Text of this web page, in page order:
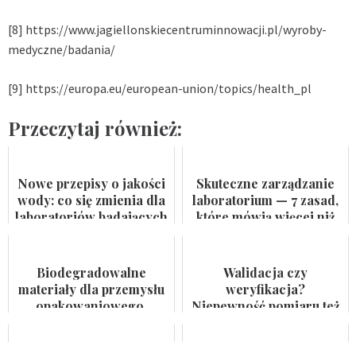
[8] https://www.jagiellonskiecentruminnowacji.pl/wyroby-
medyczne/badania/
[9] https://europa.eu/european-union/topics/health_pl
Przeczytaj również:
Nowe przepisy o jakości
wody: co się zmienia dla
laboratoriów badających
Skuteczne zarządzanie
laboratorium — 7 zasad,
które mówią więcej niż
Biodegradowalne
materiały dla przemysłu
opakowaniowego.
Walidacja czy
weryfikacja?
Niepewność pomiaru też